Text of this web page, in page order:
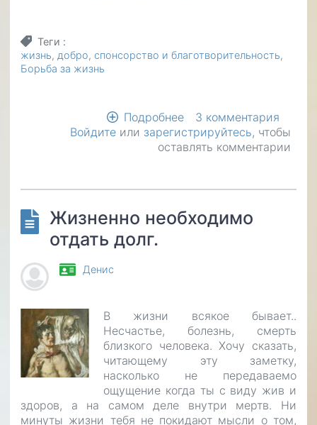
Теги
жизнь добро спонсорство и благотворительность
Борьба за жизнь
Подробнее
У
доброго
сердца
границ
3 комментария
Войдите или зарегистрируйтесь, чтобы
оставлять комментарии
Жизненно необходимо
отдать долг.
Денис
В жизни всякое бывает..
Несчастье, болезнь, смерть
близкого человека. Хочу сказать,
читающему эту заметку,
насколько не передаваемо
ощущение когда ты с виду жив и
здоров, а на самом деле внутри мертв. Ни
минуты жизни тебя не покидают мысли о том,